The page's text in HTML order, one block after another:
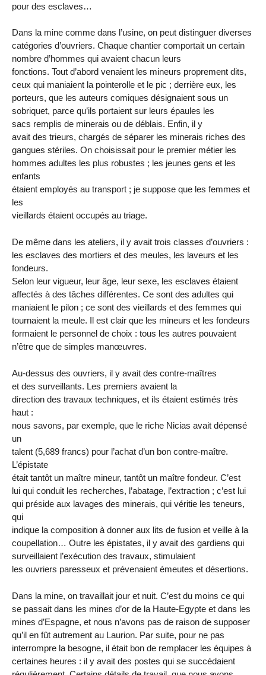
pour des esclaves…
Dans la mine comme dans l’usine, on peut distinguer diverses
catégories d’ouvriers. Chaque chantier comportait un certain
nombre d’hommes qui avaient chacun leurs
fonctions. Tout d’abord venaient les mineurs proprement dits,
ceux qui maniaient la pointerolle et le pic ; derrière eux, les
porteurs, que les auteurs comiques désignaient sous un
sobriquet, parce qu’ils portaient sur leurs épaules les
sacs remplis de minerais ou de déblais. Enfin, il y
avait des trieurs, chargés de séparer les minerais riches des
gangues stériles. On choisissait pour le premier métier les
hommes adultes les plus robustes ; les jeunes gens et les
enfants
étaient employés au transport ; je suppose que les femmes et
les
vieillards étaient occupés au triage.
De même dans les ateliers, il y avait trois classes d’ouvriers :
les esclaves des mortiers et des meules, les laveurs et les
fondeurs.
Selon leur vigueur, leur âge, leur sexe, les esclaves étaient
affectés à des tâches différentes. Ce sont des adultes qui
maniaient le pilon ; ce sont des vieillards et des femmes qui
tournaient la meule. Il est clair que les mineurs et les fondeurs
formaient le personnel de choix : tous les autres pouvaient
n’être que de simples manœuvres.
Au-dessus des ouvriers, il y avait des contre-maîtres
et des surveillants. Les premiers avaient la
direction des travaux techniques, et ils étaient estimés très
haut :
nous savons, par exemple, que le riche Nicias avait dépensé
un
talent (5,689 francs) pour l’achat d’un bon contre-maître.
L’épistate
était tantôt un maître mineur, tantôt un maître fondeur. C’est
lui qui conduit les recherches, l’abatage, l’extraction ; c’est lui
qui préside aux lavages des minerais, qui véritie les teneurs,
qui
indique la composition à donner aux lits de fusion et veille à la
coupellation… Outre les épistates, il y avait des gardiens qui
surveillaient l’exécution des travaux, stimulaient
les ouvriers paresseux et prévenaient émeutes et désertions.
Dans la mine, on travaillait jour et nuit. C’est du moins ce qui
se passait dans les mines d’or de la Haute-Egypte et dans les
mines d’Espagne, et nous n’avons pas de raison de supposer
qu’il en fût autrement au Laurion. Par suite, pour ne pas
interrompre la besogne, il était bon de remplacer les équipes à
certaines heures : il y avait des postes qui se succédaient